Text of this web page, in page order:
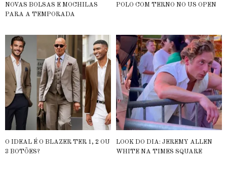
NOVAS BOLSAS E MOCHILAS
PARA A TEMPORADA
POLO COM TERNO NO US OPEN
O IDEAL É O BLAZER TER 1, 2 OU
3 BOTÕES?
LOOK DO DIA: JEREMY ALLEN
WHITE NA TIMES SQUARE